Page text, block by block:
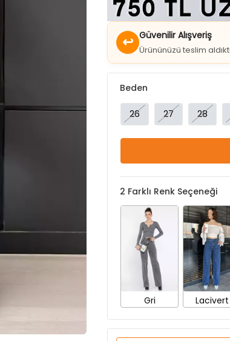
↩ Güvenilir Alışveriş
Ürününüzü teslim
26
2Farklı Renk Seçeneği
Gri Lacivert